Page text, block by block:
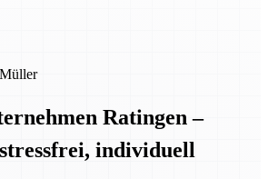
Ratingen –
individuell